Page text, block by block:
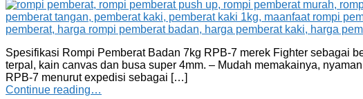
Spesifikasi Rompi Pemberat Badan 7kg RPB-7 merek Fighter sebagai
terpal, kain canvas dan busa super 4mm. – Mudah memakainya,
RPB-7 menurut expedisi sebagai […]
Continue reading…